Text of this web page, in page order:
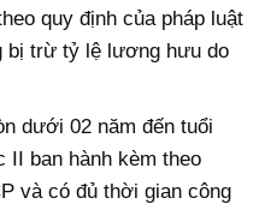
quy định của pháp luật
bị trừ tỷ lệ lương hưu do
dưới 02 năm đến tuổi
II ban hành kèm theo
và có đủ thời gian công